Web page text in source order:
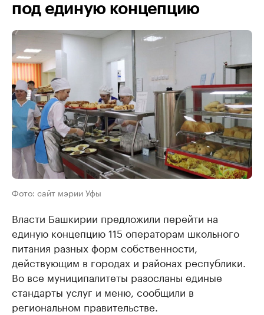
под единую концепцию
Фото: сайт мэрии Уфы
Власти Башкирии предложили перейти на
единую концепцию 115 операторам школьного
питания разных форм собственности,
действующим в городах и районах республики.
Во все муниципалитеты разосланы единые
стандарты услуг и меню, сообщили в
региональном правительстве.